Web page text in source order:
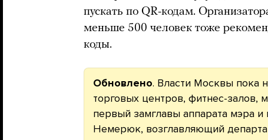
пускать по QR-кодам.
меньше 500 человек тоже
коды.
Обновлено. Власти Москвы пока
торговых центров, фитнес-залов,
первый замглавы аппарата мэра
Немерюк, возглавляющий